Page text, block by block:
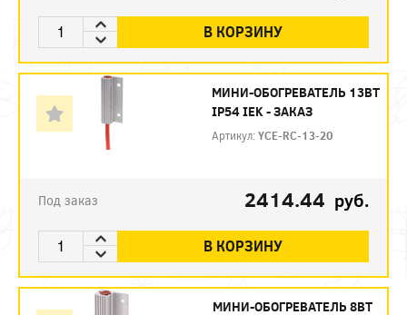
В КОРЗИНУ
МИНИ-ОБОГРЕВАТЕЛЬ 13ВТ
IP54 IEK - ЗАКАЗ
Артикул:YCE-RC-13-20
Под заказ 2414.44 руб.
В КОРЗИНУ
МИНИ-ОБОГРЕВАТЕЛЬ 8ВТ